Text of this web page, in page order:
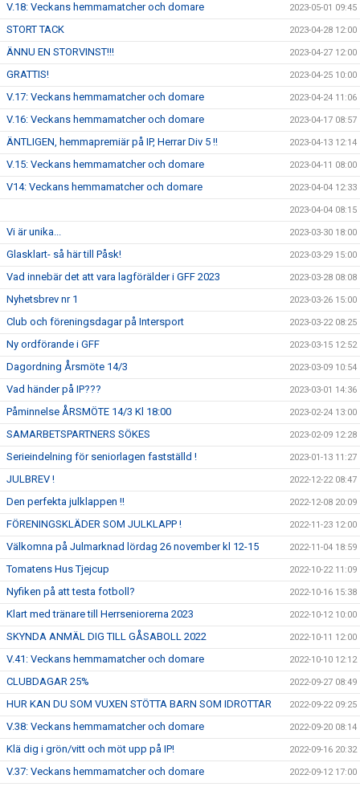
V.18: Veckans hemmamatcher och domare 2023-05-01 09:45
STORT TACK 2023-04-28 12:00
ÄNNU EN STORVINST!!! 2023-04-27 12:00
GRATTIS! 2023-04-25 10:00
V.17: Veckans hemmamatcher och domare 2023-04-24 11:06
V.16: Veckans hemmamatcher och domare 2023-04-17 08:57
ÄNTLIGEN, hemmapremiär på IP, Herrar Div 5 !! 2023-04-13 12:14
V.15: Veckans hemmamatcher och domare 2023-04-11 08:00
V14: Veckans hemmamatcher och domare 2023-04-04 12:33
2023-04-04 08:15
Vi är unika... 2023-03-30 18:00
Glasklart- så här till Påsk! 2023-03-29 15:00
Vad innebär det att vara lagförälder i GFF 2023 2023-03-28 08:08
Nyhetsbrev nr 1 2023-03-26 15:00
Club och föreningsdagar på Intersport 2023-03-22 08:25
Ny ordförande i GFF 2023-03-15 12:52
Dagordning Årsmöte 14/3 2023-03-09 10:54
Vad händer på IP??? 2023-03-01 14:36
Påminnelse ÅRSMÖTE 14/3 Kl 18:00 2023-02-24 13:00
SAMARBETSPARTNERS SÖKES 2023-02-09 12:28
Serieindelning för seniorlagen fastställd ! 2023-01-13 11:27
JULBREV ! 2022-12-22 08:47
Den perfekta julklappen !! 2022-12-08 20:09
FÖRENINGSKLÄDER SOM JULKLAPP ! 2022-11-23 12:00
Välkomna på Julmarknad lördag 26 november kl 12-15 2022-11-04 18:59
Tomatens Hus Tjejcup 2022-10-22 11:09
Nyfiken på att testa fotboll? 2022-10-16 15:38
Klart med tränare till Herrseniorerna 2023 2022-10-12 10:00
SKYNDA ANMÄL DIG TILL GÅSABOLL 2022 2022-10-11 12:00
V.41: Veckans hemmamatcher och domare 2022-10-10 12:12
CLUBDAGAR 25% 2022-09-27 08:49
HUR KAN DU SOM VUXEN STÖTTA BARN SOM IDROTTAR 2022-09-22 09:25
V.38: Veckans hemmamatcher och domare 2022-09-20 08:14
Klä dig i grön/vitt och möt upp på IP! 2022-09-16 20:32
V.37: Veckans hemmamatcher och domare 2022-09-12 17:00